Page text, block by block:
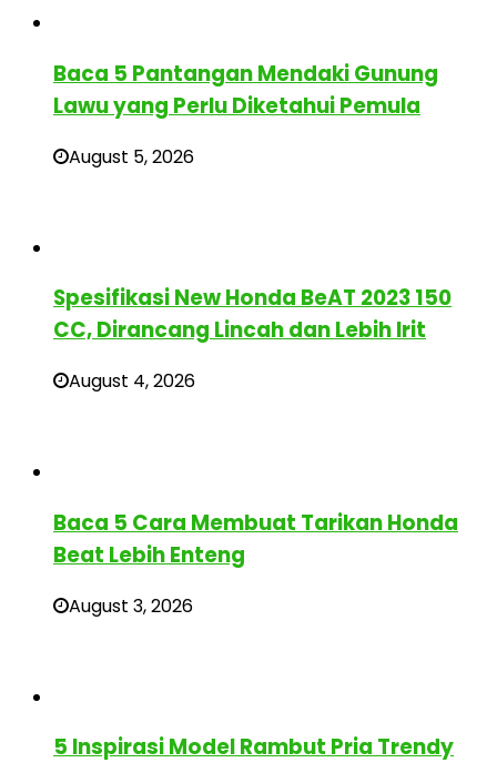
Baca 5 Pantangan Mendaki Gunung
Lawu yang Perlu Diketahui Pemula
August 5, 2026
Spesifikasi New Honda BeAT 2023 150
CC, Dirancang Lincah dan Lebih Irit
August 4, 2026
Baca 5 Cara Membuat Tarikan Honda
Beat Lebih Enteng
August 3, 2026
5 Inspirasi Model Rambut Pria Trendy